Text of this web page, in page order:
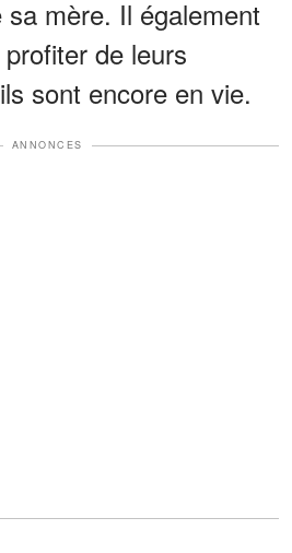
mère. Il également
de leurs
sont encore en vie.
ANNONCES